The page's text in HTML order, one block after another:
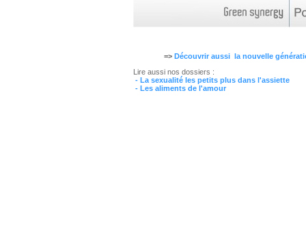
=> Découvrir aussi la nouvelle
Lire aussi nos dossiers :
- La sexualité les petits plus dans l'assiette
- Les aliments de l'amour